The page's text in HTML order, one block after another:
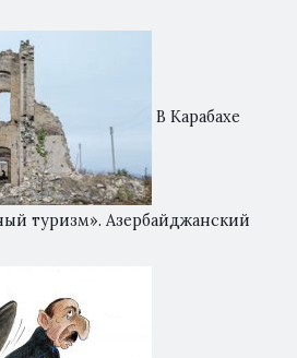
В Карабахе
туризм». Азербайджанский